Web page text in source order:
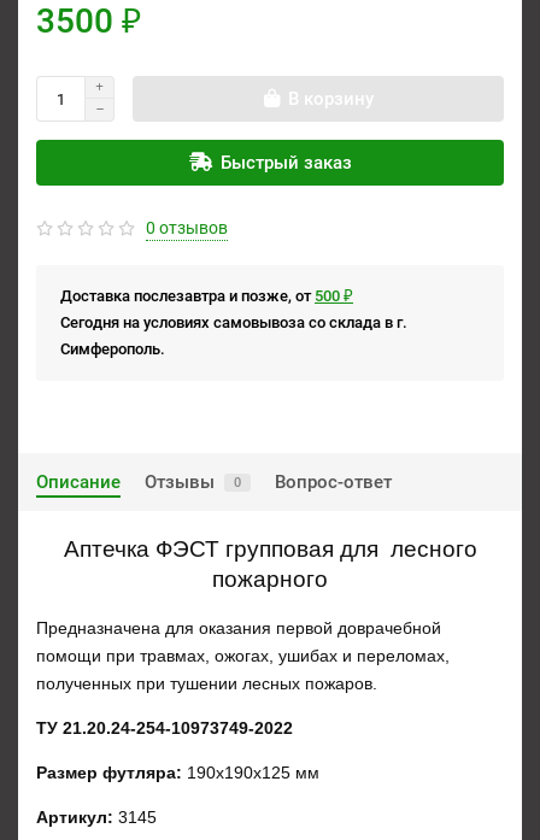
3500 ₽
В корзину
Быстрый заказ
0 отзывов
Доставка послезавтра и позже, от 500 ₽
Сегодня на условиях самовывоза со склада в г.
Симферополь.
Описание Отзывы 0 Вопрос-ответ
Аптечка ФЭСТ групповая для лесного
пожарного
Предназначена для оказания первой доврачебной
помощи при травмах, ожогах, ушибах и переломах,
полученных при тушении лесных пожаров.
ТУ 21.20.24-254-10973749-2022
Размер футляра: 190х190х125 мм
Артикул: 3145